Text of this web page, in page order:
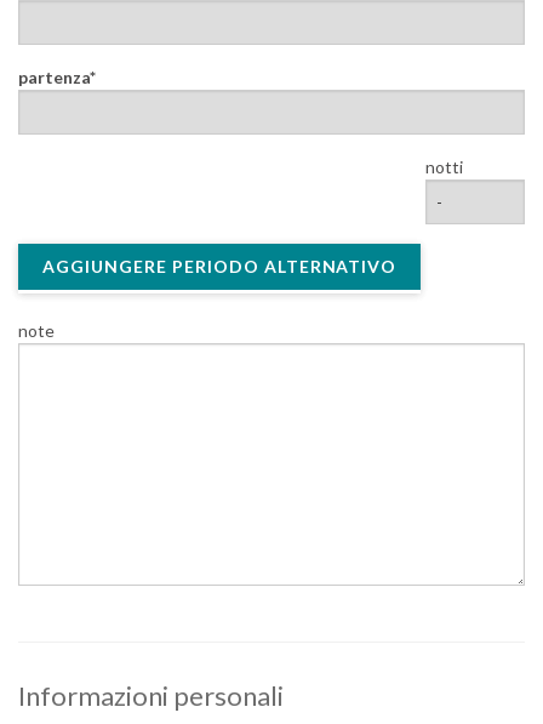
partenza
notti
AGGIUNGERE PERIODO ALTERNATIVO
note
Informazioni personali